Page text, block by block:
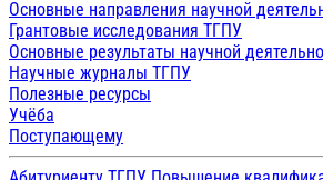
Основные направления научной
Грантовые исследования ТГПУ
Основные результаты научной
Научные журналы ТГПУ
Полезные ресурсы
Учёба
Поступающему